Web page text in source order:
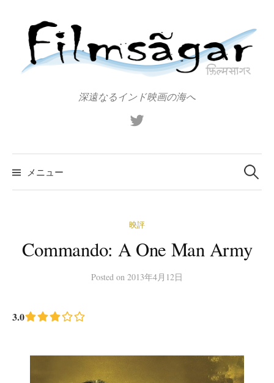
プ
深遠なるインド映画の海へ
メニュー
検
索:
映評
Commando: A One Man Army
Posted on 2013年4月12日
3.0